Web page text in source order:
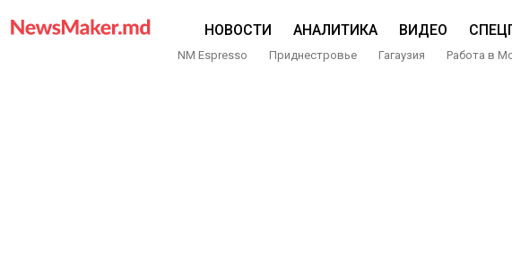
НОВОСТИ АНАЛИТИКА ВИДЕО
NM Espresso Приднестровье Гагаузия Работа в